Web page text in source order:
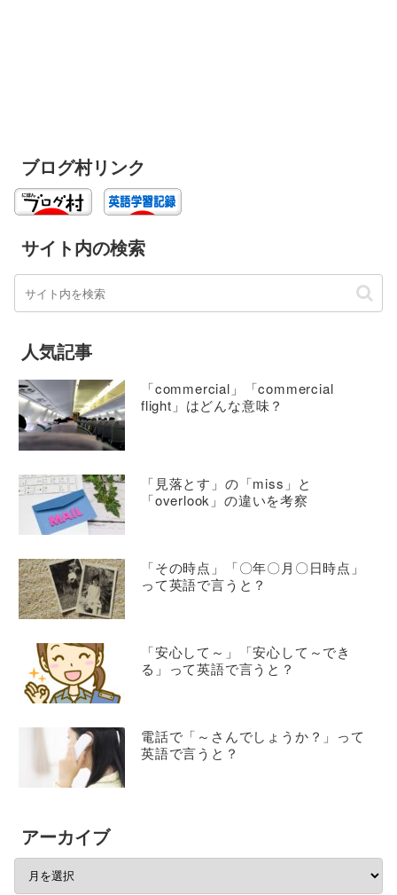
ブログ村リンク
サイト内の検索
人気記事
「commercial」「commercial
flight」はどんな意味？
「見落とす」の「miss」と
「overlook」の違いを考察
「その時点」「〇年〇月〇日時点」
って英語で言うと？
「安心して～」「安心して～でき
る」って英語で言うと？
電話で「～さんでしょうか？」って
英語で言うと？
アーカイブ